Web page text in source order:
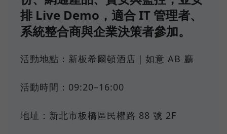
排 Live Demo，適合 IT 管理者、
系統整合商與企業決策者參加。
活動地點：新板希爾頓酒店｜如意 AB 廳
活動時間：09:20–16:00
地址：新北市板橋區民權路 88 號 2F